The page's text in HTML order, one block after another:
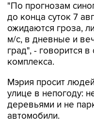
"По прогнозам
до конца суток 7
ожидаются гроза,
м/с, в дневные и
град", - говорится
комплекса.
Мэрия просит
улице в непогоду:
деревьями и не
автомобили.